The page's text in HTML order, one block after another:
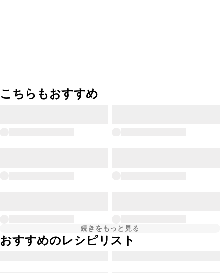
こちらもおすすめ
続きをもっと見る
おすすめのレシピリスト